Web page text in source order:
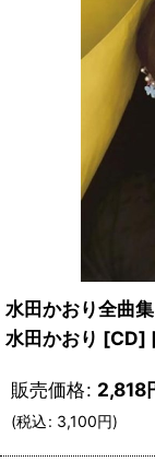
水田かおり全曲
水田かおり [CD]
販売価格: 2,818
(税込: 3,100円)